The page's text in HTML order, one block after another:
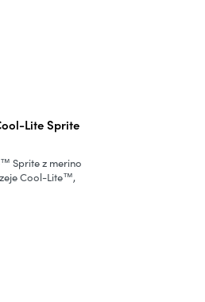
Lite Sprite
Sprite z merino
Cool-Lite™,